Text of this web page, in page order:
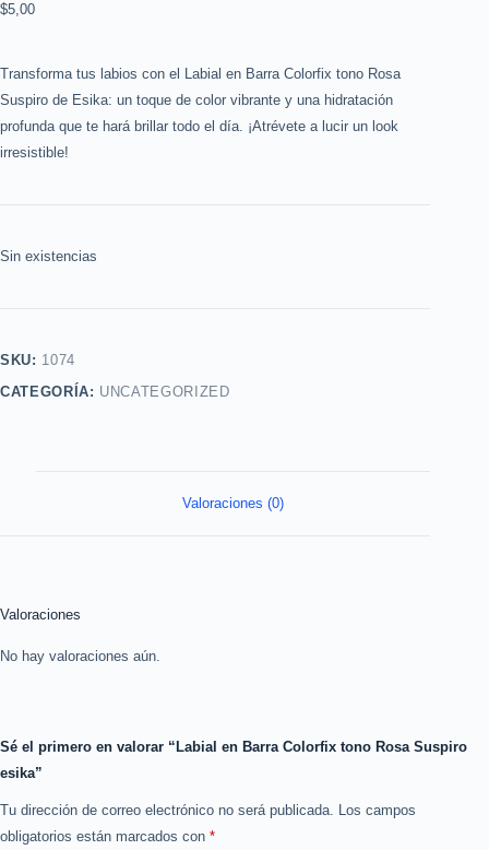
$5,00
Transforma tus labios con el Labial en Barra Colorfix tono Rosa
Suspiro de Esika: un toque de color vibrante y una hidratación
profunda que te hará brillar todo el día. ¡Atrévete a lucir un look
irresistible!
Sin existencias
SKU: 1074
CATEGORÍA: UNCATEGORIZED
Valoraciones (0)
Valoraciones
No hay valoraciones aún.
Sé el primero en valorar “Labial en Barra Colorfix tono Rosa Suspiro
esika”
Tu dirección de correo electrónico no será publicada. Los campos
obligatorios están marcados con *